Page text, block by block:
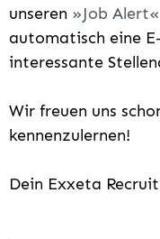
unseren
Job Alert
automatisch eine
interessante
Wir freuen uns
kennenzulernen!
Dein Exxeta